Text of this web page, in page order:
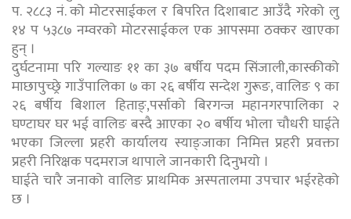
प. २८८३ नं. को मोटरसाईकल र बिपरित दिशाबाट आउँदै गरेको लु
१४ प ५३८७ नम्वरको मोटरसाईकल एक आपसमा ठक्कर खाएका
हुन् ।
दुर्घटनामा परि गल्याङ ११ का ३७ बर्षीय पदम सिंजाली,कास्कीको
माछापुच्छ्रे गाउँपालिका ७ का २६ बर्षीय सन्देश गुरूङ, वालिङ ९ का
२६ बर्षीय बिशाल हिताङ्,पर्साको बिरगन्ज महानगरपालिका २
घण्टाघर घर भई वालिङ बस्दै आएका २० बर्षीय भोला चौधरी घाईते
भएका जिल्ला प्रहरी कार्यालय स्याङ्जाका निमित्त प्रहरी प्रवक्ता
प्रहरी निरिक्षक पदमराज थापाले जानकारी दिनुभयो ।
घाईते चारै जनाको वालिङ प्राथमिक अस्पतालमा उपचार भईरहेको
छ ।